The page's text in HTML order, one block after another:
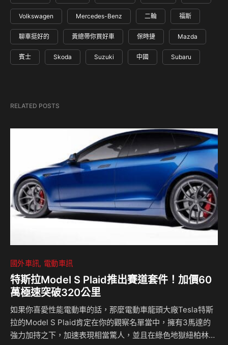
Volkswagen Mercedes-Benz 二輪 福斯
聊車挺好的 黃總帶你買好車 保時捷 Mazda
賓士 Skoda Suzuki 中國 Subaru
RELATED POSTS
國外車訊 電動車訊
特斯拉Model S Plaid推出賽道套件！加價60
萬極速突破320公里
如果你喜愛性能電動車的話，那麼電動車龍頭大廠Tesla特斯
拉的Model S Plaid肯定在你的觀察名單當中，擁有3馬達的
強力加持之下，加速表現相當驚人，並且在綠色地獄紐柏林經